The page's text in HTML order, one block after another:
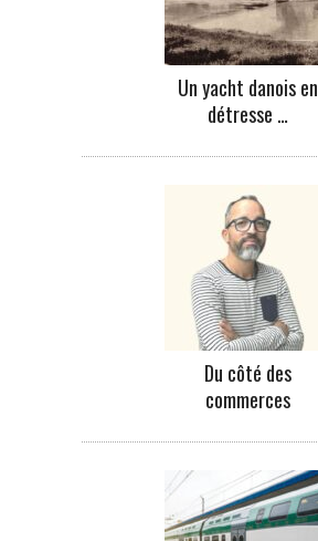
Un yacht danois en
détresse …
Du côté des
commerces